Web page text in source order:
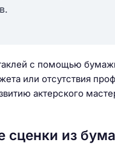
с помощью
или отсутствия
актерского
сценки из